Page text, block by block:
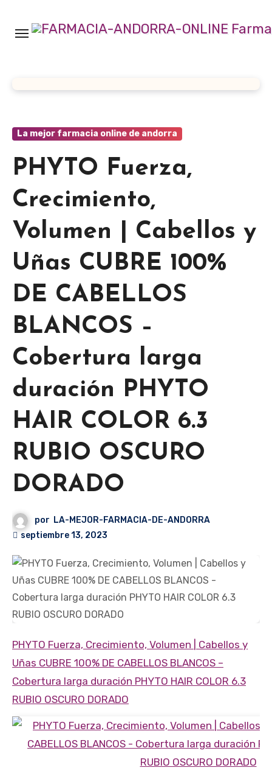
contenido
La mejor farmacia online de andorra
PHYTO Fuerza,
Crecimiento,
Volumen | Cabellos y
Uñas CUBRE 100%
DE CABELLOS
BLANCOS –
Cobertura larga
duración PHYTO
HAIR COLOR 6.3
RUBIO OSCURO
DORADO
por LA-MEJOR-FARMACIA-DE-ANDORRA
septiembre 13, 2023
PHYTO Fuerza, Crecimiento, Volumen | Cabellos y
Uñas CUBRE 100% DE CABELLOS BLANCOS –
Cobertura larga duración PHYTO HAIR COLOR 6.3
RUBIO OSCURO DORADO